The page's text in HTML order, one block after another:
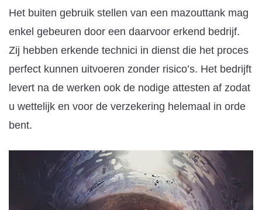
Het buiten gebruik stellen van een mazouttank mag
enkel gebeuren door een daarvoor erkend bedrijf.
Zij hebben erkende technici in dienst die het proces
perfect kunnen uitvoeren zonder risico’s. Het bedrijft
levert na de werken ook de nodige attesten af zodat
u wettelijk en voor de verzekering helemaal in orde
bent.